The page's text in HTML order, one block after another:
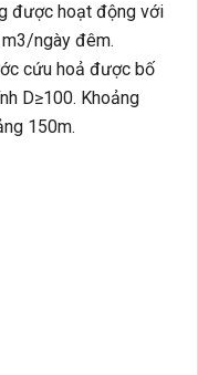
được hoạt động với
ngày đêm.
cứu hoả được bố
D≥100. Khoảng
150m.